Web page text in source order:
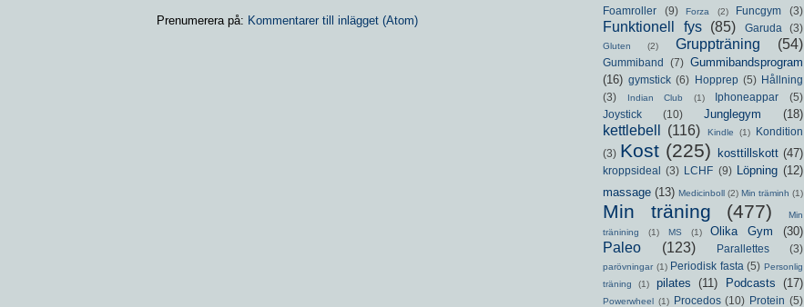
Prenumerera på: Kommentarer till inlägget (Atom)
Foamroller
(9) Forza (2) Funcgym (3)
Funktionell fys (85) Garuda (3)
Gluten (2) Gruppträning (54)
Gummiband (7) Gummibandsprogram
(16) gymstick (6) Hopprep (5) Hållning
(3)
Indian Club (1) Iphoneappar
(5)
Joystick
(10) Junglegym (18)
kettlebell (116) Kindle (1)
Kondition
(3) Kost (225) kosttillskott (47)
kroppsideal (3) LCHF (9) Löpning (12)
massage (13) Medicinboll (2) Min träminh (1)
Min träning (477)
Min
tränining
(1) MS (1) Olika Gym (30)
Paleo (123) Parallettes (3)
parövningar (1) Periodisk fasta (5) Personlig
träning
(1) pilates (11) Podcasts (17)
Powerwheel (1) Procedos (10) Protein (5)